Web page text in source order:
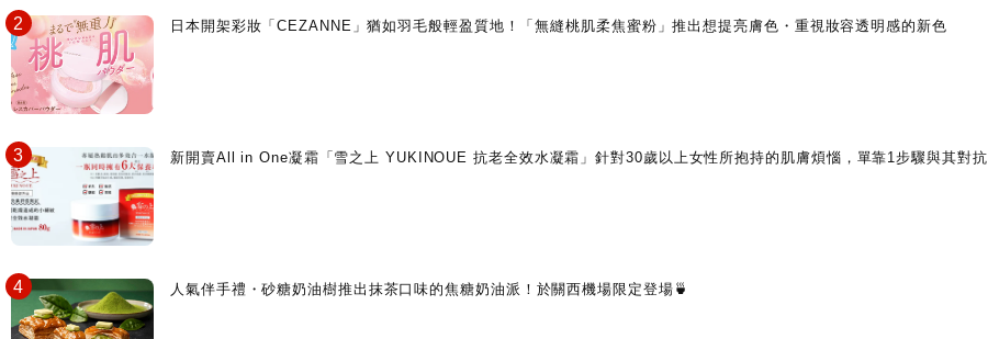
日本開架彩妝「CEZANNE」猶如羽毛般輕盈質地！「無縫桃肌柔焦蜜粉」推出想提亮膚色・重視妝容透明感的新色
新開賣All in One凝霜「雪之上 YUKINOUE 抗老全效水凝霜」針對30歲以上女性所抱持的肌膚煩惱，單靠1步驟與其對抗
人氣伴手禮・砂糖奶油樹推出抹茶口味的焦糖奶油派！於關西機場限定登場🍵